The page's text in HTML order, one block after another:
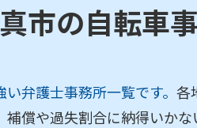
市の自転車
弁護士事務所一覧です。 各
償や過失割合に納得いか